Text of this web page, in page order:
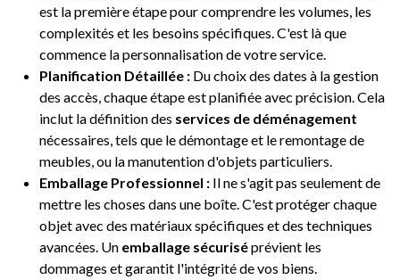
est la première étape pour comprendre les volumes, les
complexités et les besoins spécifiques. C'est là que
commence la personnalisation de votre service.
Planification Détaillée : Du choix des dates à la gestion
des accès, chaque étape est planifiée avec précision. Cela
inclut la définition des services de déménagement
nécessaires, tels que le démontage et le remontage de
meubles, ou la manutention d'objets particuliers.
Emballage Professionnel : Il ne s'agit pas seulement de
mettre les choses dans une boîte. C'est protéger chaque
objet avec des matériaux spécifiques et des techniques
avancées. Un emballage sécuriséprévient les
dommages et garantit l'intégrité de vos biens.